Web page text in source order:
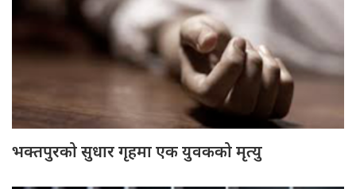
भक्तपुरको सुधार गृहमा एक युवकको मृत्यु